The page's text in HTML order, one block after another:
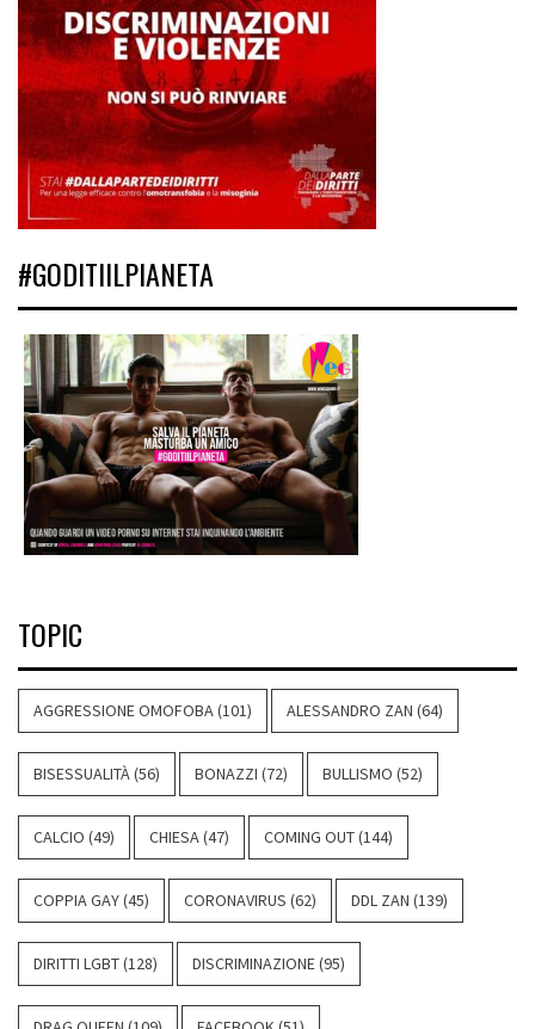
#GODITIILPIANETA
TOPIC
AGGRESSIONE OMOFOBA(101) ALESSANDRO ZAN (64)
BISESSUALITÀ(56) BONAZZI (72) BULLISMO (52)
CALCIO (49) CHIESA(47) COMING OUT(144)
COPPIA GAY(45) CORONAVIRUS (62) DDL ZAN (139)
DIRITTI LGBT(128) DISCRIMINAZIONE(95)